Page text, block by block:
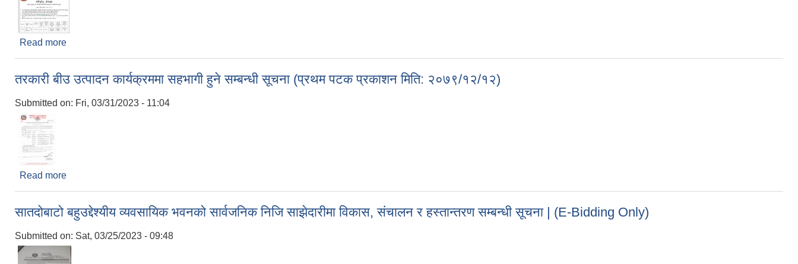
Read more
तरकारी बीउ उत्पादन कार्यक्रममा सहभागी हुने सम्बन्धी सूचना (प्रथम पटक प्रकाशन मिति: २०७९/१२/१२)
Submitted on: Fri, 03/31/2023 - 11:04
Read more
सातदोबाटो बहुउद्देश्यीय व्यवसायिक भवनको सार्वजनिक निजि साझेदारीमा विकास, संचालन र हस्तान्तरण सम्बन्धी सूचना | (E-Bidding Only)
Submitted on: Sat, 03/25/2023 - 09:48